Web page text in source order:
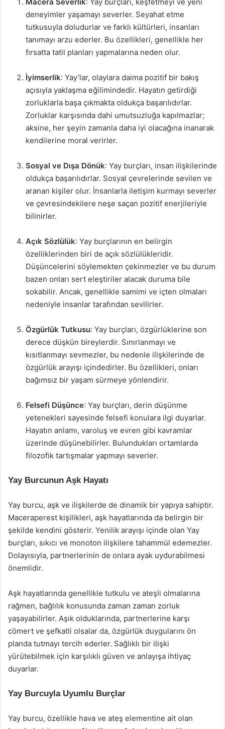
deneyimler yaşamayı severler. Seyahat etme
tutkusuyla doludurlar ve farklı kültürleri, insanları
tanımayı arzu ederler. Bu özellikleri, genellikle her
fırsatta tatil planları yapmalarına neden olur.
İyimserlik: Yay’lar, olaylara daima pozitif bir bakış
açısıyla yaklaşma eğilimindedir. Hayatın getirdiği
zorluklarla başa çıkmakta oldukça başarılıdırlar.
Zorluklar karşısında dahi umutsuzluğa kapılmazlar;
aksine, her şeyin zamanla daha iyi olacağına inanarak
kendilerine moral verirler.
Sosyal ve Dışa Dönük: Yay burçları, insan ilişkilerinde
oldukça başarılıdırlar. Sosyal çevrelerinde sevilen ve
aranan kişiler olur. İnsanlarla iletişim kurmayı severler
ve çevresindekilere neşe saçan pozitif enerjileriyle
bilinirler.
Açık Sözlülük: Yay burçlarının en belirgin
özelliklerinden biri de açık sözlülükleridir.
Düşüncelerini söylemekten çekinmezler ve bu durum
bazen onları sert eleştiriler alacak duruma bile
sokabilir. Ancak, genellikle samimi ve içten olmaları
nedeniyle insanlar tarafından sevilirler.
Özgürlük Tutkusu: Yay burçları, özgürlüklerine son
derece düşkün bireylerdir. Sınırlanmayı ve
kısıtlanmayı sevmezler, bu nedenle ilişkilerinde de
özgürlük arayışı içindedirler. Bu özellikleri, onları
bağımsız bir yaşam sürmeye yönlendirir.
Felsefi Düşünce: Yay burçları, derin düşünme
yetenekleri sayesinde felsefi konulara ilgi duyarlar.
Hayatın anlamı, varoluş ve evren gibi kavramlar
üzerinde düşünebilirler. Bulundukları ortamlarda
filozofik tartışmalar yapmayı severler.
Yay Burcunun Aşk Hayatı
Yay burcu, aşk ve ilişkilerde de dinamik bir yapıya sahiptir.
Maceraperest kişilikleri, aşk hayatlarında da belirgin bir
şekilde kendini gösterir. Yenilik arayışı içinde olan Yay
burçları, sıkıcı ve monoton ilişkilere tahammül edemezler.
Dolayısıyla, partnerlerinin de onlara ayak uydurabilmesi
önemlidir.
Aşk hayatlarında genellikle tutkulu ve ateşli olmalarına
rağmen, bağlılık konusunda zaman zaman zorluk
yaşayabilirler. Aşık olduklarında, partnerlerine karşı
cömert ve şefkatli olsalar da, özgürlük duygularını ön
planda tutmayı tercih ederler. Sağlıklı bir ilişki
yürütebilmek için karşılıklı güven ve anlayışa ihtiyaç
duyarlar.
Yay Burcuyla Uyumlu Burçlar
Yay burcu, özellikle hava ve ateş elementine ait olan